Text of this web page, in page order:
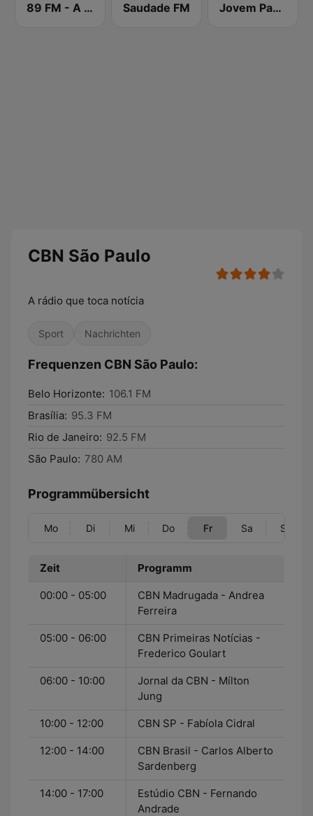
89 FM - A Rádio Rock Saudade FM Jovem Pan FM São Paulo
CBN São Paulo
A rádio que toca notícia
Sport Nachrichten
Frequenzen CBN São Paulo:
Belo Horizonte: 106.1 FM
Brasília: 95.3 FM
Rio de Janeiro: 92.5 FM
São Paulo: 780 AM
Programmübersicht
Mo Di Mi Do Fr Sa So
Zeit Programm
00:00 - 05:00
CBN Madrugada - Andrea
Ferreira
05:00 - 06:00
CBN Primeiras Notícias -
Frederico Goulart
06:00 - 10:00
Jornal da CBN - Mílton
Jung
10:00 - 12:00 CBN SP - Fabíola Cidral
12:00 - 14:00
CBN Brasil - Carlos Alberto
Sardenberg
14:00 - 17:00
Estúdio CBN - Fernando
Andrade